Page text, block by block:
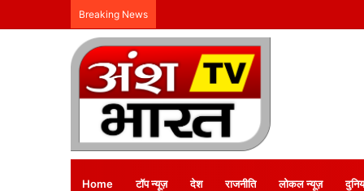
Breaking News
Home टॉप न्यूज़ देश राजनीति लोकल न्यूज़